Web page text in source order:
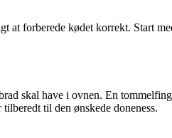
at forberede kødet korrekt. Start
skal have i ovnen. En
til den ønskede doneness.